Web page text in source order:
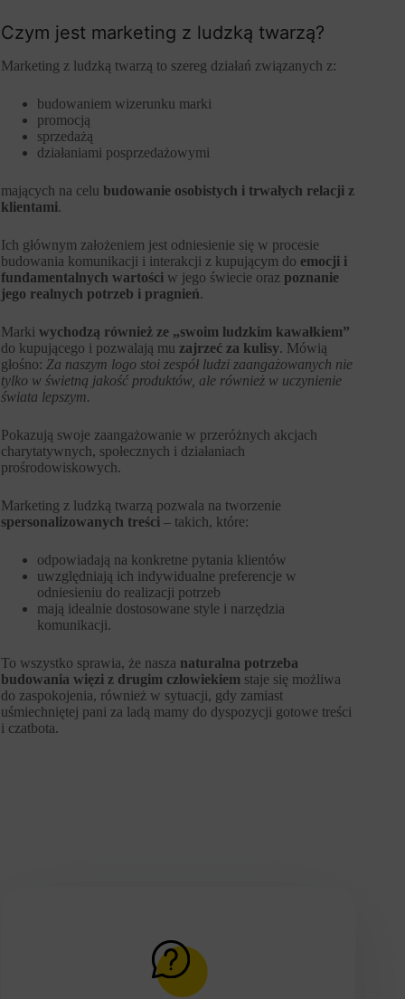
Czym jest marketing z ludzką twarzą?
Marketing z ludzką twarzą to szereg działań związanych z:
budowaniem wizerunku marki
promocją
sprzedażą
działaniami posprzedażowymi
mających na celu budowanie osobistych i trwałych relacji z
klientami.
Ich głównym założeniem jest odniesienie się w procesie
budowania komunikacji i interakcji z kupującym do emocji i
fundamentalnych wartości w jego świecie oraz poznanie
jego realnych potrzeb i pragnień.
Marki wychodzą również ze „swoim ludzkim kawałkiem”
do kupującego i pozwalają mu zajrzeć za kulisy. Mówią
głośno: Za naszym logo stoi zespół ludzi zaangażowanych nie
tylko w świetną jakość produktów, ale również w uczynienie
świata lepszym.
Pokazują swoje zaangażowanie w przeróżnych akcjach
charytatywnych, społecznych i działaniach
prośrodowiskowych.
Marketing z ludzką twarzą pozwala na tworzenie
spersonalizowanych treści – takich, które:
odpowiadają na konkretne pytania klientów
uwzględniają ich indywidualne preferencje w
odniesieniu do realizacji potrzeb
mają idealnie dostosowane style i narzędzia
komunikacji.
To wszystko sprawia, że nasza naturalna potrzeba
budowania więzi z drugim człowiekiem staje się możliwa
do zaspokojenia, również w sytuacji, gdy zamiast
uśmiechniętej pani za ladą mamy do dyspozycji gotowe treści
i czatbota.